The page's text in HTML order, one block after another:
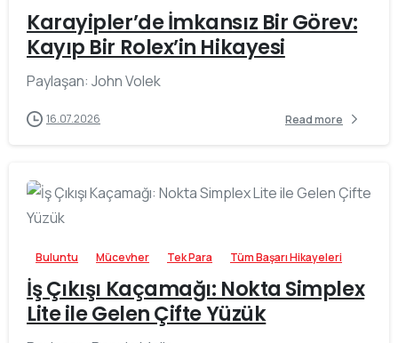
Karayipler’de İmkansız Bir Görev:
Kayıp Bir Rolex’in Hikayesi
Paylaşan: John Volek
16.07.2026 Read more
-
Buluntu Mücevher Tek Para Tüm Başarı Hikayeleri
İş Çıkışı Kaçamağı: Nokta Simplex
Lite ile Gelen Çifte Yüzük